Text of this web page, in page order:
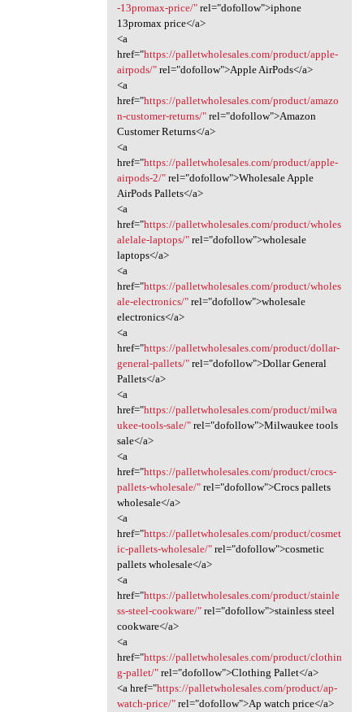
-13promax-price/"rel="dofollow">iphone
13promax price</a>
<a
href="https://palletwholesales.com/product/apple-
airpods/"rel="dofollow">Apple AirPods</a>
<a
href="https://palletwholesales.com/product/amazo
n-customer-returns/"rel="dofollow">Amazon
Customer Returns</a>
<a
href="https://palletwholesales.com/product/apple-
airpods-2/"rel="dofollow">Wholesale Apple
AirPods Pallets</a>
<a
href="https://palletwholesales.com/product/wholes
alelale-laptops/"rel="dofollow">wholesale
laptops</a>
<a
href="https://palletwholesales.com/product/wholes
ale-electronics/"rel="dofollow">wholesale
electronics</a>
<a
href="https://palletwholesales.com/product/dollar-
general-pallets/"rel="dofollow">Dollar General
Pallets</a>
<a
href="https://palletwholesales.com/product/milwa
ukee-tools-sale/"rel="dofollow">Milwaukee tools
sale</a>
<a
href="https://palletwholesales.com/product/crocs-
pallets-wholesale/"rel="dofollow">Crocs pallets
wholesale</a>
<a
href="https://palletwholesales.com/product/cosmet
ic-pallets-wholesale/"rel="dofollow">cosmetic
pallets wholesale</a>
<a
href="https://palletwholesales.com/product/stainle
ss-steel-cookware/"rel="dofollow">stainless steel
cookware</a>
<a
href="https://palletwholesales.com/product/clothin
g-pallet/"rel="dofollow">Clothing Pallet</a>
<a href="https://palletwholesales.com/product/ap-
watch-price/"rel="dofollow">Ap watch price</a>